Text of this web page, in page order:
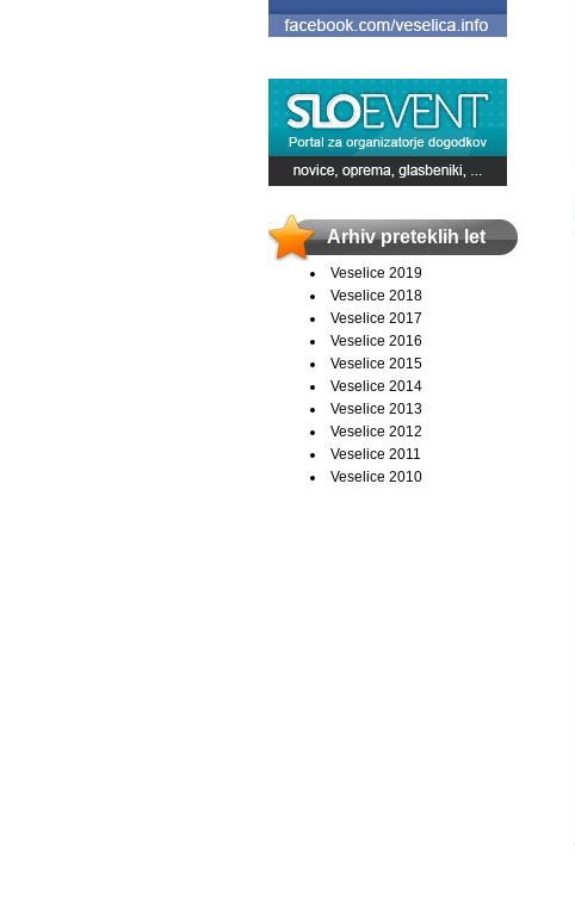
Arhiv preteklih let
Veselice 2019
Veselice 2018
Veselice 2017
Veselice 2016
Veselice 2015
Veselice 2014
Veselice 2013
Veselice 2012
Veselice 2011
Veselice 2010